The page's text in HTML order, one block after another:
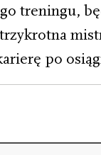
treningu,
po